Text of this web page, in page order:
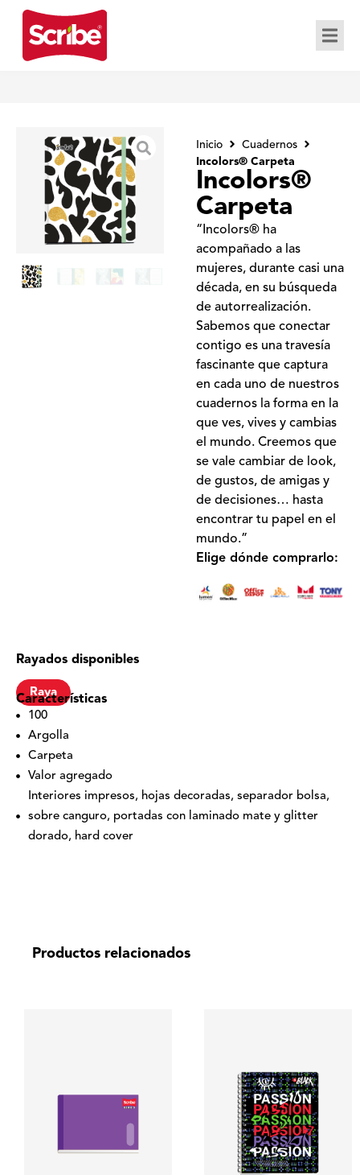
Inicio
Cuadernos
Incolors® Carpeta
Incolors®
Carpeta
“Incolors® ha
acompañado a las
mujeres, durante casi una
década, en su búsqueda
de autorrealización.
Sabemos que conectar
contigo es una travesía
fascinante que captura
en cada uno de nuestros
cuadernos la forma en la
que ves, vives y cambias
el mundo. Creemos que
se vale cambiar de look,
de gustos, de amigas y
de decisiones… hasta
encontrar tu papel en el
mundo.”
Elige dónde comprarlo:
Rayados disponibles
Raya
Características
100
Argolla
Carpeta
Valor agregado
Interiores impresos, hojas decoradas, separador bolsa,
sobre canguro, portadas con laminado mate y glitter
dorado, hard cover
Productos relacionados